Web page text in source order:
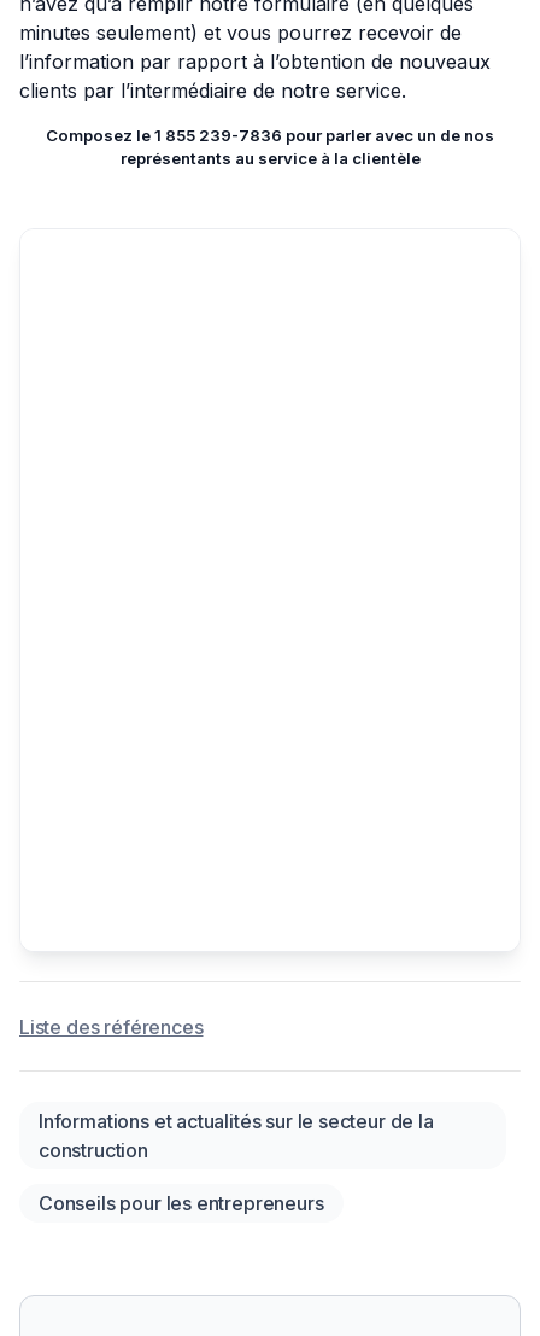
minutes seulement) et vous pourrez recevoir de
l’information par rapport à l’obtention de nouveaux
clients par l’intermédiaire de notre service.
Composez le 1 855 239-7836 pour parler avec un de nos
représentants au service à la clientèle
Liste des références
Informations et actualités sur le secteur de la
construction
Conseils pour les entrepreneurs